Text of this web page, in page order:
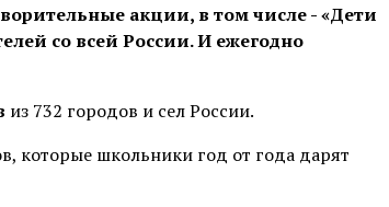
акции, в том числе - «Дети
со всей России. И ежегодно
из 732 городов и сел России.
которые школьники год от года дарят